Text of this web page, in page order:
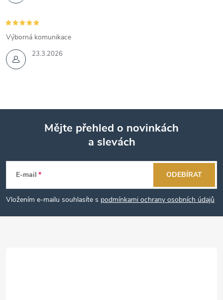
23.3.2026
Výborná komunikace
p
a
Mějte přehled o novinkách
a slevách
E-mail
Vložením e-mailu souhlasíte s podmínkami ochrany osobních údajů
ODEBÍRAT